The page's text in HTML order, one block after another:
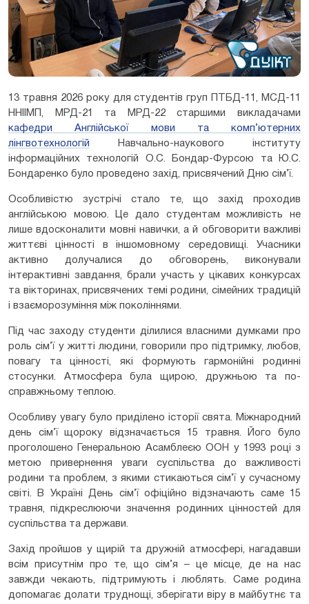
13 травня 2026 року для студентів груп ПТБД-11, МСД-11
ННІІМП, МРД-21 та МРД-22 старшими викладачами
кафедри Англійської мови та комп’ютерних
лінгвотехнологій Навчально-наукового інституту
інформаційних технологій О.С. Бондар-Фурсою та Ю.С.
Бондаренко було проведено захід, присвячений Дню сім’ї.
Особливістю зустрічі стало те, що захід проходив
англійською мовою. Це дало студентам можливість не
лише вдосконалити мовні навички, а й обговорити важливі
життєві цінності в іншомовному середовищі. Учасники
активно долучалися до обговорень, виконували
інтерактивні завдання, брали участь у цікавих конкурсах
та вікторинах, присвячених темі родини, сімейних традицій
і взаєморозуміння між поколіннями.
Під час заходу студенти ділилися власними думками про
роль сім’ї у житті людини, говорили про підтримку, любов,
повагу та цінності, які формують гармонійні родинні
стосунки. Атмосфера була щирою, дружньою та по-
справжньому теплою.
Особливу увагу було приділено історії свята. Міжнародний
день сім’ї щороку відзначається 15 травня. Його було
проголошено Генеральною Асамблеєю ООН у 1993 році з
метою привернення уваги суспільства до важливості
родини та проблем, з якими стикаються сім’ї у сучасному
світі. В Україні День сім’ї офіційно відзначають саме 15
травня, підкреслюючи значення родинних цінностей для
суспільства та держави.
Захід пройшов у щирій та дружній атмосфері, нагадавши
всім присутнім про те, що сім’я – це місце, де на нас
завжди чекають, підтримують і люблять. Саме родина
допомагає долати труднощі, зберігати віру в майбутнє та